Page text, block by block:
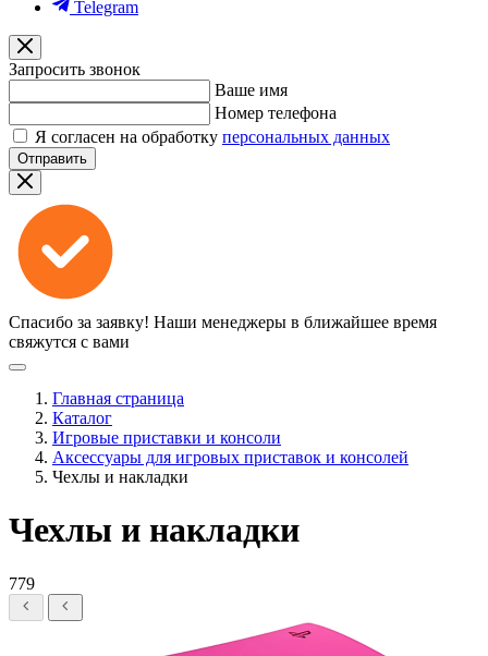
Telegram
Запросить звонок
Ваше имя
Номер телефона
Я согласен на обработку персональных данных
Отправить
Спасибо за заявку! Наши менеджеры в ближайшее время
свяжутся с вами
Главная страница
Каталог
Игровые приставки и консоли
Аксессуары для игровых приставок и консолей
Чехлы и накладки
Чехлы и накладки
779